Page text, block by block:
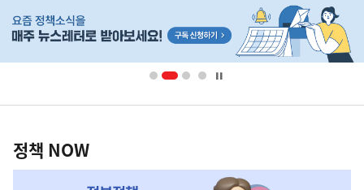
단
배
영
책
NOW,
정책 NOW